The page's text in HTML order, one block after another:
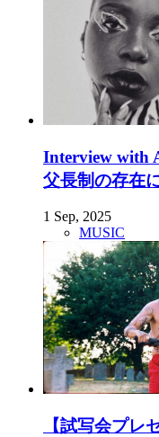
Interview with
父長制の存在
1 Sep, 2025
MUSIC
【試写会プレ